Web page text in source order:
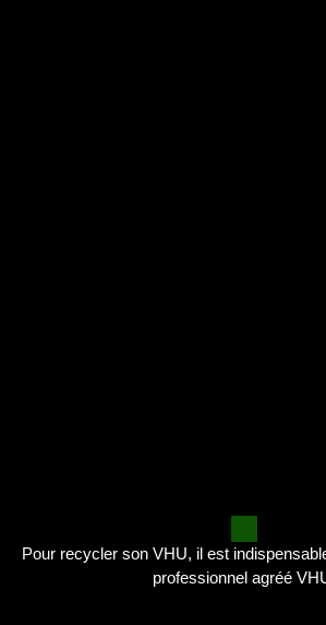
Pour recycler son VHU, il est
professionnel agréé